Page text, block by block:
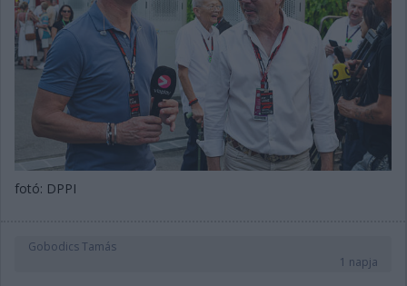
fotó: DPPI
Gobodics Tamás
1 napja